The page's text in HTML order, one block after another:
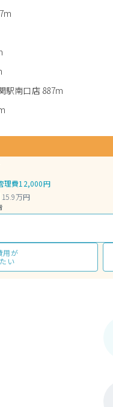
駅南口店 887m
理費12,000円
15.9万円
用が
い